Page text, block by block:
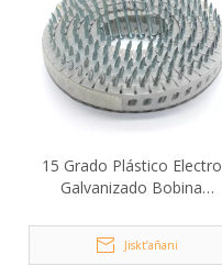
15 Grado Plástico Electro
Galvanizado Bobina
Jiskt’añani